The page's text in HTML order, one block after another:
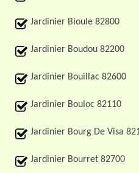
Jardinier Bioule 82800
Jardinier Boudou 82200
Jardinier Bouillac 82600
Jardinier Bouloc 82110
Jardinier Bourg De Visa
Jardinier Bourret 82700